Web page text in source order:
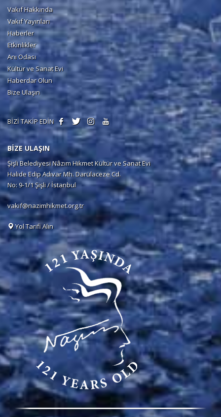
Vakıf Hakkında
Vakıf Yayınları
Haberler
Etkinlikler
Anı Odası
Kültür ve Sanat Evi
Haberdar Olun
Bize Ulaşın
BİZİ TAKİP EDİN
BİZE ULAŞIN
Şişli Belediyesi Nâzım Hikmet Kültür ve Sanat Evi
Halide Edip Adıvar Mh. Darülaceze Cd.
No: 9-1/1 Şişli / İstanbul
vakif@nazimhikmet.org.tr
Yol Tarifi Alın